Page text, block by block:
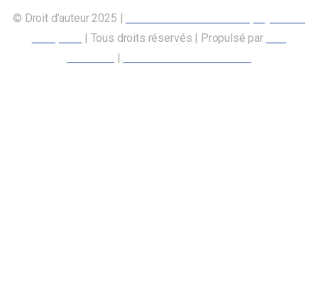
© Droit d’auteur 2025 |
| Tous droits réservés | Propulsé par